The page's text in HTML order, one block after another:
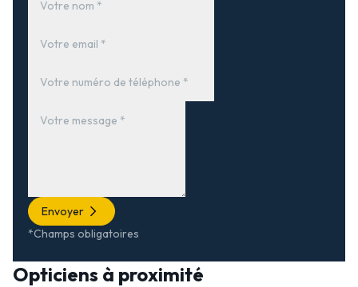
Envoyer
*Champs obligatoires
Opticiens à proximité